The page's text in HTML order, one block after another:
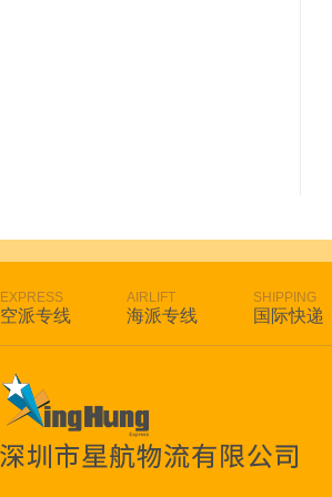
EXPRESS
空派专线
AIRLIFT
海派专线
SHIPPING
国际快递